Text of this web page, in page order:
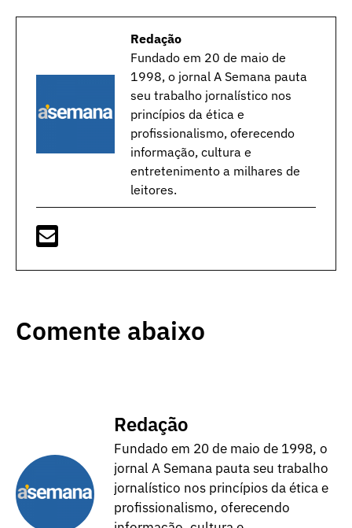
Redação
Fundado em 20 de maio de
1998, o jornal A Semana pauta
seu trabalho jornalístico nos
princípios da ética e
profissionalismo, oferecendo
informação, cultura e
entretenimento a milhares de
leitores.
Comente abaixo
Redação
Fundado em 20 de maio de 1998, o
jornal A Semana pauta seu trabalho
jornalístico nos princípios da ética e
profissionalismo, oferecendo